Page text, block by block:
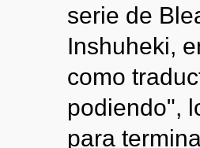
serie de
Inshuheki,
como
podiendo",
para